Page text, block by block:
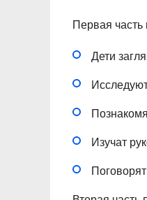
Первая часть
Дети
Изучат